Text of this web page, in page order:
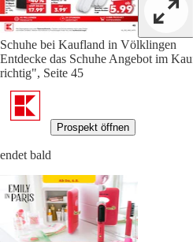
Schuhe bei Kaufland in Völklingen
Entdecke das Schuhe Angebot im
richtig", Seite 45
Prospekt öffnen
endet bald